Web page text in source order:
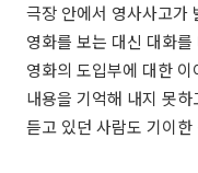
극장 안에서 영사사고가
영화를 보는 대신 대화
영화의 도입부에 대한
내용을 기억해 내지 못
듣고 있던 사람도 기이